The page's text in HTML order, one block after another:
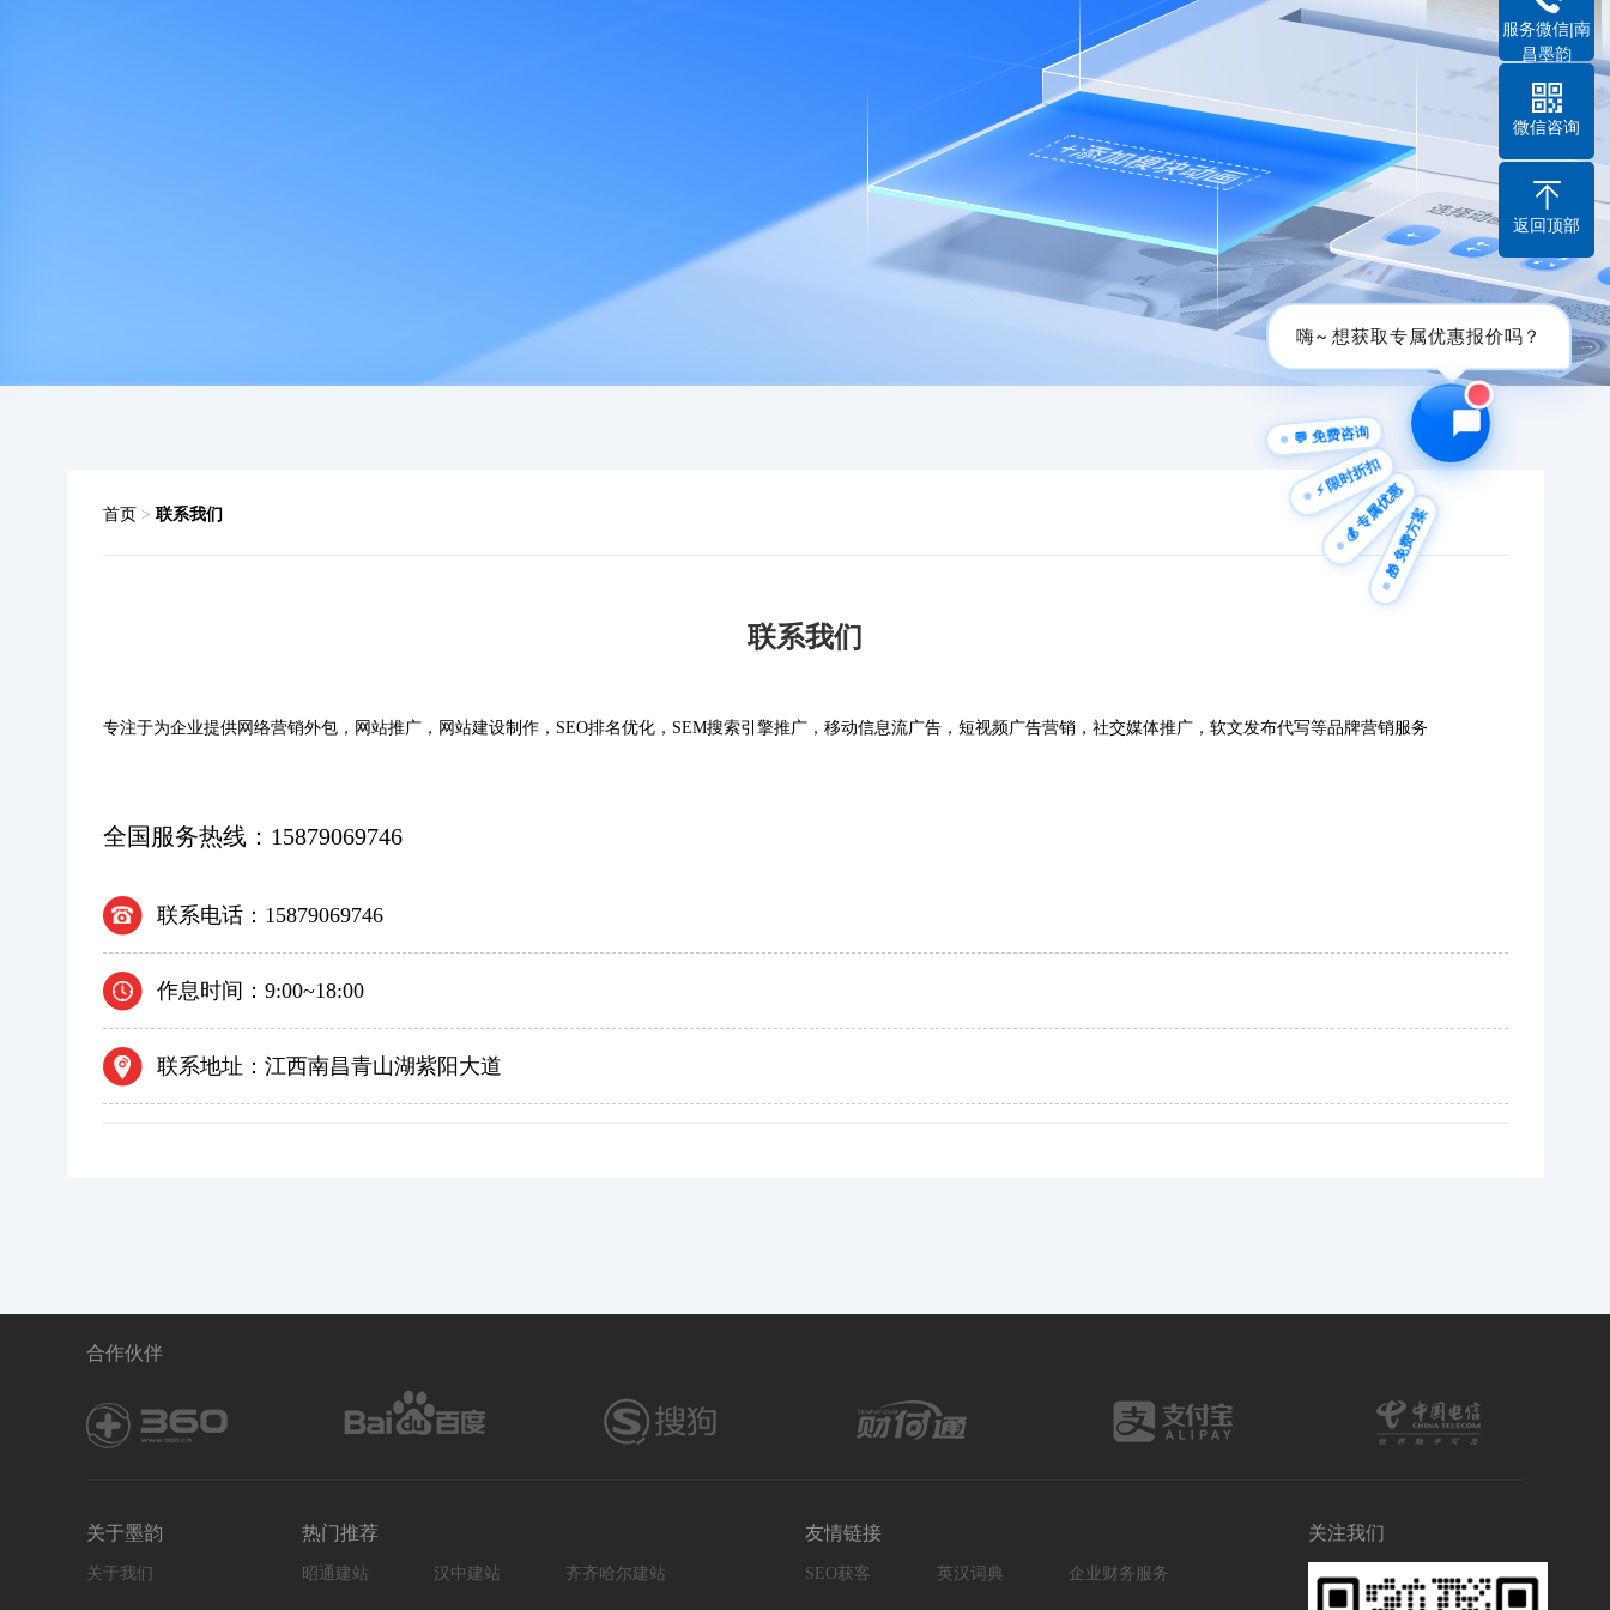
首页 > 联系我们
联系我们
专注于为企业提供网络营销外包，网站推广，网站建设制作，SEO排名优化，SEM搜索引擎推广，移动信息流广告，短视频广告营销，社交媒体推广，软文发布代写等品牌营销服务
全国服务热线：15879069746
联系电话：15879069746
作息时间：9:00~18:00
联系地址：江西南昌青山湖紫阳大道
合作伙伴
关于墨韵
关于我们
热门推荐
昭通建站 汉中建站 齐齐哈尔建站
友情链接
SEO获客 英汉词典 企业财务服务
关注我们
服务微信|南
昌墨韵
微信咨询
返回顶部
🎁 免费方案
💰 专属优惠
⚡ 限时折扣
💬 免费咨询
嗨~ 想获取专属优惠报价吗？
手机号 QQ
🎬 短视频